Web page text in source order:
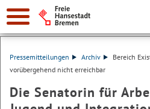
Suche:
Pressemitteilungen Archiv
Bereich
vorübergehend nicht erreichbar
Die Senatorin für